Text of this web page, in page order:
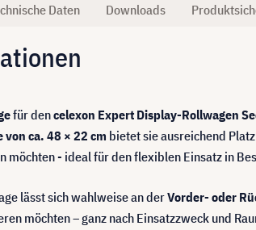
Daten Downloads
für dencelexon Expert Display-Rollwagen
von ca. 48 × 22 cm bietet sie ausreichend
- ideal für den flexiblen Einsatz in
lässt sich wahlweise an derVorder- oder
möchten – ganz nach Einsatzzweck und